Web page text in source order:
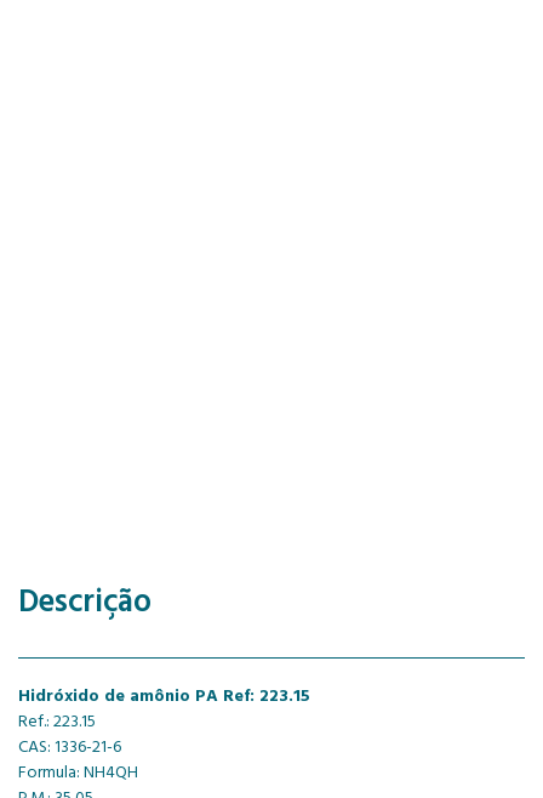
Descrição
Hidróxido de amônio PA Ref: 223.15
Ref.: 223.15
CAS: 1336-21-6
Formula: NH4QH